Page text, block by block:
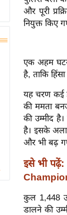
और पूरी
नियुक्त किए
एक अहम
है, ताकि
यह चरण कई
की ममता
की उम्मीद
है। इसके
और भी बढ़
इसे भी पढ़ें:
कुल 1,448
डालने की